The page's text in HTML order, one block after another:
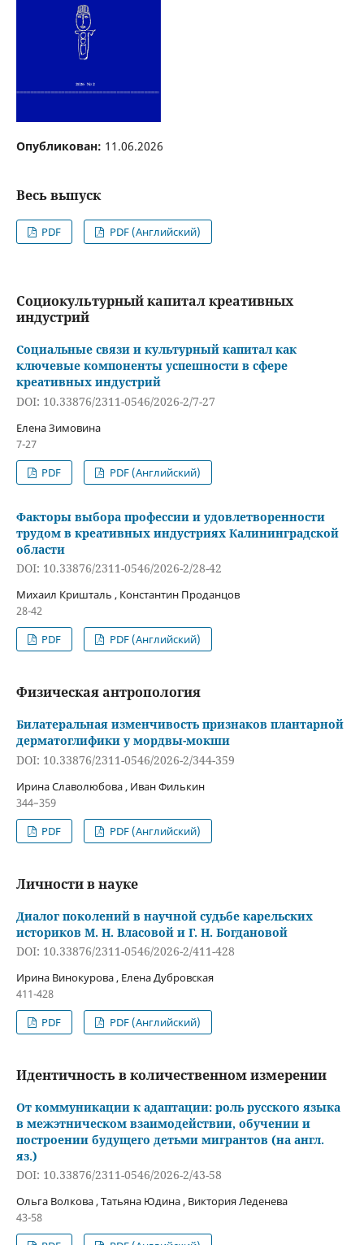
Опубликован: 11.06.2026
Весь выпуск
PDF PDF (Английский)
Социокультурный капитал креативных
индустрий
Социальные связи и культурный капитал как
ключевые компоненты успешности в сфере
креативных индустрий
DOI: 10.33876/2311-0546/2026-2/7-27
Елена Зимовина
7-27
PDF
PDF (Английский)
Факторы выбора профессии и удовлетворенности
трудом в креативных индустриях Калининградской
области
DOI: 10.33876/2311-0546/2026-2/28-42
Михаил Кришталь , Константин Проданцов
28-42
PDF
PDF (Английский)
Физическая антропология
Билатеральная изменчивость признаков плантарной
дерматоглифики у мордвы-мокши
DOI: 10.33876/2311-0546/2026-2/344-359
Ирина Славолюбова , Иван Филькин
344–359
PDF
PDF (Английский)
Личности в науке
Диалог поколений в научной судьбе карельских
историков М. Н. Власовой и Г. Н. Богдановой
DOI: 10.33876/2311-0546/2026-2/411-428
Ирина Винокурова , Елена Дубровская
411-428
PDF
PDF (Английский)
Идентичность в количественном измерении
От коммуникации к адаптации: роль русского языка
в межэтническом взаимодействии, обучении и
построении будущего детьми мигрантов (на англ.
яз.)
DOI: 10.33876/2311-0546/2026-2/43-58
Ольга Волкова , Татьяна Юдина , Виктория Леденева
43-58